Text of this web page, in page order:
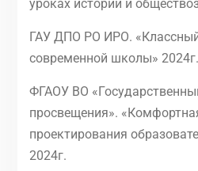
уроках истории и
ГАУ ДПО РО ИРО.
современной школы» 2024г.
ФГАОУ ВО
просвещения».
проектирования
2024г.